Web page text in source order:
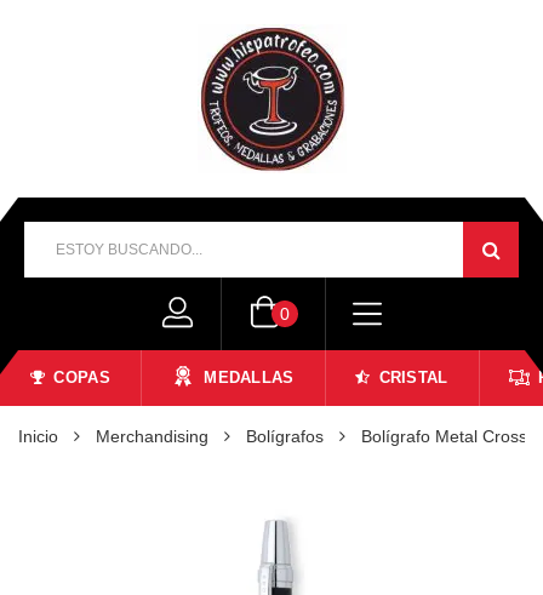
0
COPAS MEDALLAS CRISTAL
Inicio Merchandising Bolígrafos Bolígrafo Metal Cross